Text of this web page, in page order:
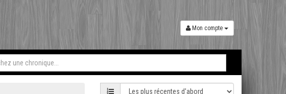
Mon compte